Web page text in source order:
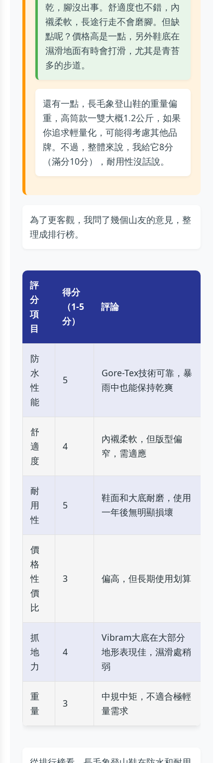
乾，腳沒出事。舒適度也不錯，內
襯柔軟，長途行走不會磨腳。但缺
點呢？價格高是一點，另外鞋底在
濕滑地面有時會打滑，尤其是青苔
多的步道。
還有一點，長毛象登山鞋的重量偏
重，高筒款一雙大概1.2公斤，如果
你追求輕量化，可能得考慮其他品
牌。不過，整體來說，我給它8分
（滿分10分），耐用性沒話說。
為了更客觀，我問了幾個山友的意見，整
理成排行榜。
評
分
項
目
得分
（1-5
分）
評論
防
水
性
能
5
Gore-Tex技術可靠，暴
雨中也能保持乾爽
舒
適
度
4
內襯柔軟，但版型偏
窄，需適應
耐
用
性
5
鞋面和大底耐磨，使用
一年後無明顯損壞
價
格
性
價
比
3 偏高，但長期使用划算
抓
地
力
4
Vibram大底在大部分
地形表現佳，濕滑處稍
弱
重
量
3
中規中矩，不適合極輕
量需求